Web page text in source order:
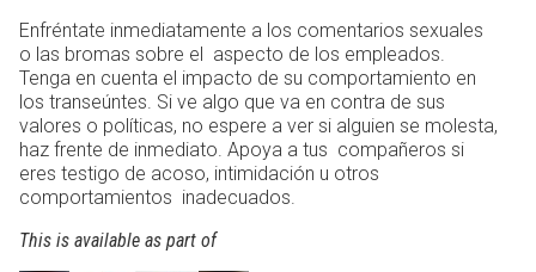
Enfréntate inmediatamente a los comentarios sexuales
o las bromas sobre el aspecto de los empleados.
Tenga en cuenta el impacto de su comportamiento en
los transeúntes. Si ve algo que va en contra de sus
valores o políticas, no espere a ver si alguien se molesta,
haz frente de inmediato. Apoya a tus compañeros si
eres testigo de acoso, intimidación u otros
comportamientos inadecuados.
This is available as part of